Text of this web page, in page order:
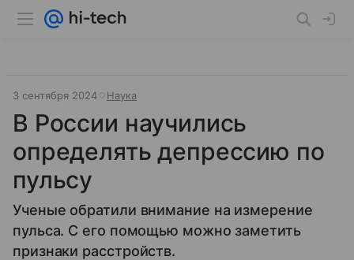
3 сентября 2024 Наука
В России научились
определять депрессию по
пульсу
Ученые обратили внимание на измерение
пульса. С его помощью можно заметить
признаки расстройств.